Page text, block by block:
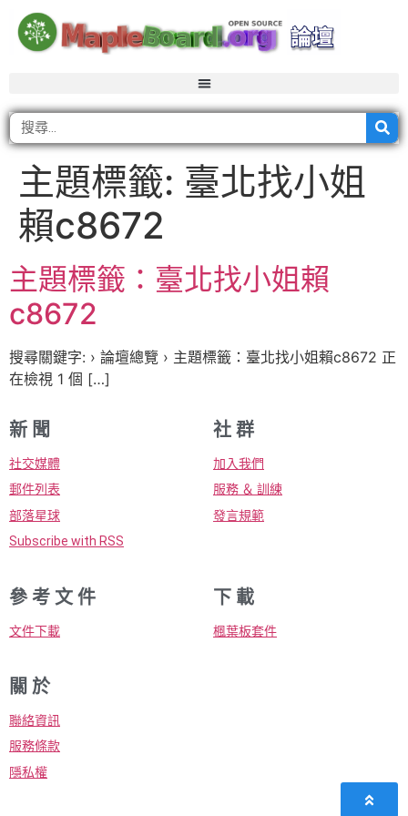
主題標籤: 臺北找小姐
賴c8672
主題標籤：臺北找小姐賴
c8672
搜尋關鍵字: › 論壇總覽 › 主題標籤：臺北找小姐賴c8672 正
在檢視 1 個 […]
新 聞
社交媒體
郵件列表
部落星球
Subscribe with RSS
社 群
加入我們
服務 ＆ 訓練
發言規範
參 考 文 件
文件下載
下 載
楓葉板套件
關 於
聯絡資訊
服務條款
隱私權